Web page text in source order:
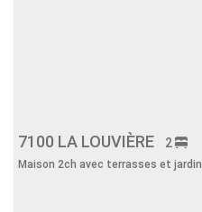
7100 LA LOUVIÈRE 2
Maison 2ch avec terrasses et jardin